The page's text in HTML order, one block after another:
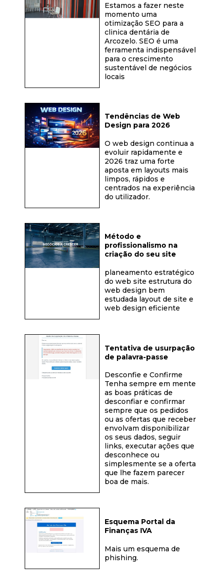
Estamos a fazer neste
momento uma
otimização SEO para a
clinica dentária de
Arcozelo. SEO é uma
ferramenta indispensável
para o crescimento
sustentável de negócios
locais
Tendências de Web
Design para 2026
O web design continua a
evoluir rapidamente e
2026 traz uma forte
aposta em layouts mais
limpos, rápidos e
centrados na experiência
do utilizador.
Método e
profissionalismo na
criação do seu site
planeamento estratégico
do web site estrutura do
web design bem
estudada layout de site e
web design eficiente
Tentativa de usurpação
de palavra-passe
Desconfie e Confirme
Tenha sempre em mente
as boas práticas de
desconfiar e confirmar
sempre que os pedidos
ou as ofertas que receber
envolvam disponibilizar
os seus dados, seguir
links, executar ações que
desconhece ou
simplesmente se a oferta
que lhe fazem parecer
boa de mais.
Esquema Portal da
Finanças IVA
Mais um esquema de
phishing.